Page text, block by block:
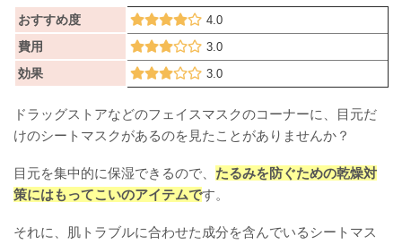
おすすめ度 4.0
費用 3.0
効果 3.0
ドラッグストアなどのフェイスマスクのコーナーに、目元だ
けのシートマスクがあるのを見たことがありませんか？
目元を集中的に保湿できるので、 たるみを防ぐための乾燥対
策にはもってこいのアイテムです。
それに、肌トラブルに合わせた成分を含んでいるシートマス